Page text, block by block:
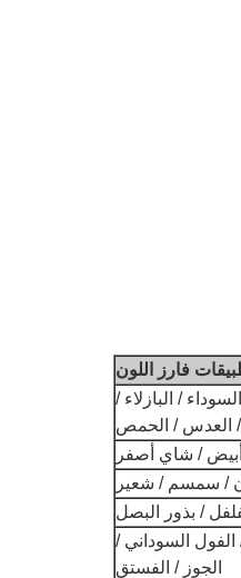
فارز اللون
/ البازلاء /
/ العدس / الحمص
/ شاي أصفر
/ سمسم / شعير
/ بذور البصل
السوداني /
الجوز / الفستق